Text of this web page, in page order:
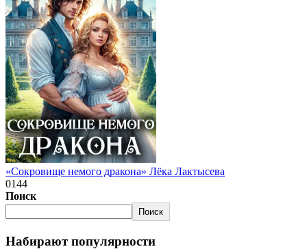
«Сокровище немого дракона» Лёка Лактысева
0144
Поиск
Поиск
Набирают популярности